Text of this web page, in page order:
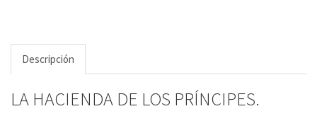
Descripción
LA HACIENDA DE LOS PRÍNCIPES.